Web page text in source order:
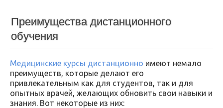
Преимущества дистанционного
обучения
Медицинские курсы дистанционно имеют немало
преимуществ, которые делают его
привлекательным как для студентов, так и для
опытных врачей, желающих обновить свои навыки и
знания. Вот некоторые из них: